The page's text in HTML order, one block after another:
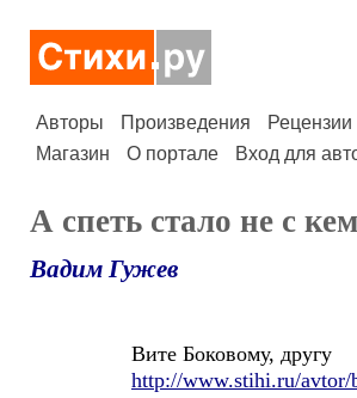
Авторы Произведения Рецензии
Магазин
О портале Вход для
А спеть стало не с
Вадим Гужев
Вите Боковому, другу
http://www.stihi.ru/avtor/